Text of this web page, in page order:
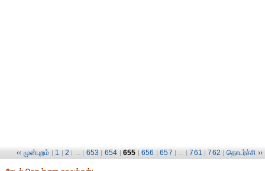
‹‹ முன்புறம் | 1 | 2 | ... | 653 | 654 | 655 | 656 | 657 | ... | 761 | 762 | தொடர்ச்சி ››